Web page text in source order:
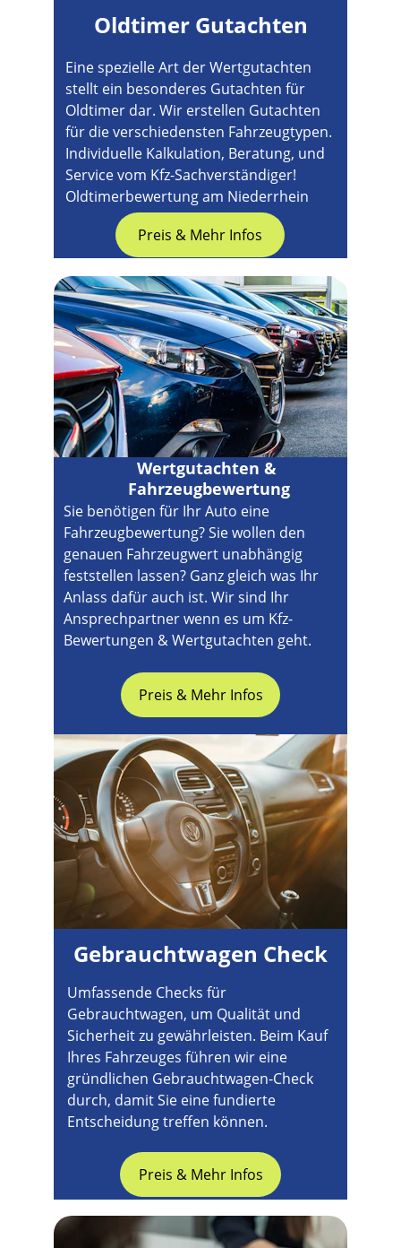
Oldtimer Gutachten
Eine spezielle Art der Wertgutachten
stellt ein besonderes Gutachten für
Oldtimer dar. Wir erstellen Gutachten
für die verschiedensten Fahrzeugtypen.
Individuelle Kalkulation, Beratung, und
Service vom Kfz-Sachverständiger!
Oldtimerbewertung am Niederrhein
Gebrauchtwagen Check
Umfassende Checks für
Gebrauchtwagen, um Qualität und
Sicherheit zu gewährleisten. Beim Kauf
Ihres Fahrzeuges führen wir eine
gründlichen Gebrauchtwagen-Check
durch, damit Sie eine fundierte
Entscheidung treffen können.
Wertgutachten &
Fahrzeugbewertung
Sie benötigen für Ihr Auto eine
Fahrzeugbewertung? Sie wollen den
genauen Fahrzeugwert unabhängig
feststellen lassen? Ganz gleich was Ihr
Anlass dafür auch ist. Wir sind Ihr
Ansprechpartner wenn es um Kfz-
Bewertungen & Wertgutachten geht.
Preis & Mehr Infos
Preis & Mehr Infos
Preis & Mehr Infos